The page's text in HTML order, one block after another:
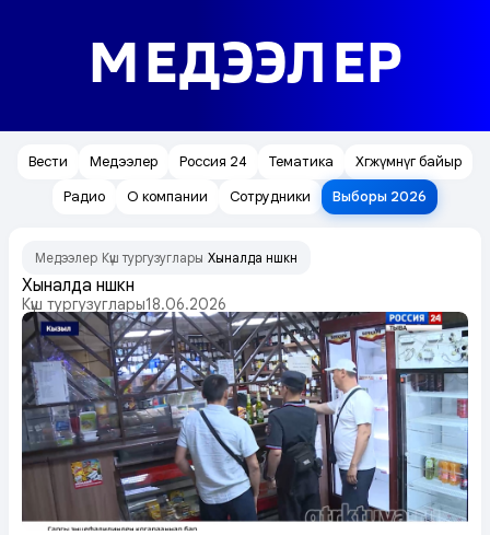
МЕДЭЭЛЕР
Вести Медээлер Россия 24 Тематика
Хөгжүмнүг байыр
Радио
О компании Сотрудники Выборы 2026
Медээлер Күш тургузуглары Хыналда үнүүшкүн
Хыналда үнүүшкүн
Күш тургузуглары18.06.2026